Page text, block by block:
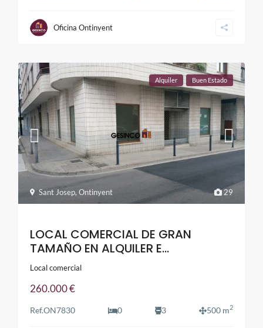
Oficina Ontinyent
29
Sant Josep,Ontinyent
Alquiler Buen Estado
LOCAL COMERCIAL DE GRAN
TAMAÑO EN ALQUILER E...
Local comercial
260.000 €
Ref.ON7830 0 3 500 m2